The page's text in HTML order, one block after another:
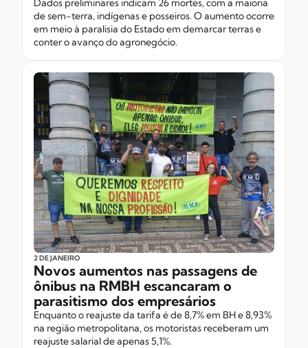
Dados preliminares indicam 26 mortes, com a maioria
de sem-terra, indígenas e posseiros. O aumento ocorre
em meio à paralisia do Estado em demarcar terras e
conter o avanço do agronegócio.
2 DE JANEIRO
Novos aumentos nas passagens de
ônibus na RMBH escancaram o
parasitismo dos empresários
Enquanto o reajuste da tarifa é de 8,7% em BH e 8,93%
na região metropolitana, os motoristas receberam um
reajuste salarial de apenas 5,1%.